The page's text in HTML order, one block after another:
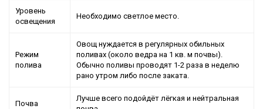
Уровень
освещения
Необходимо светлое место.
Режим
полива
Овощ нуждается в регулярных обильных
поливах (около ведра на 1 кв. м почвы).
Обычно поливы проводят 1-2 раза в неделю
рано утром либо после заката.
Почва
Лучше всего подойдёт лёгкая и нейтральная